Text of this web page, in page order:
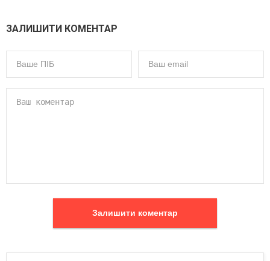
ЗАЛИШИТИ КОМЕНТАР
Залишити коментар